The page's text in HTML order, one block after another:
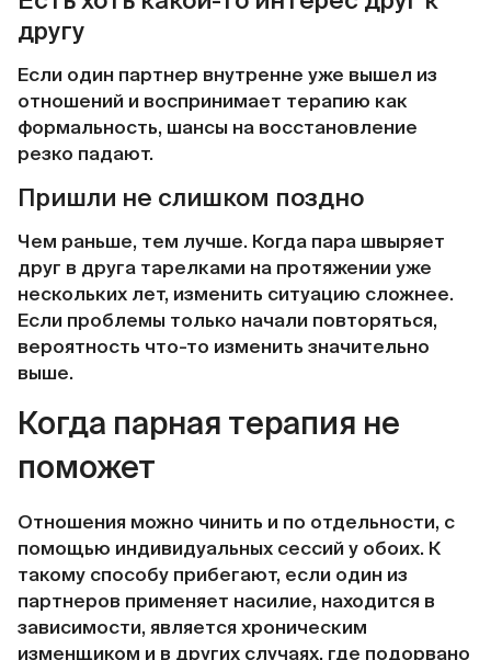
другу
Если один партнер внутренне уже вышел из
отношений и воспринимает терапию как
формальность, шансы на восстановление
резко падают.
Пришли не слишком поздно
Чем раньше, тем лучше. Когда пара швыряет
друг в друга тарелками на протяжении уже
нескольких лет, изменить ситуацию сложнее.
Если проблемы только начали повторяться,
вероятность что-то изменить значительно
выше.
Когда парная терапия не
поможет
Отношения можно чинить и по отдельности, с
помощью индивидуальных сессий у обоих. К
такому способу прибегают, если один из
партнеров применяет насилие, находится в
зависимости, является хроническим
изменщиком и в других случаях, где подорвано